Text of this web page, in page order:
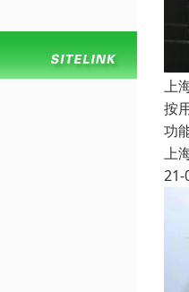
上
按
功
上
21-